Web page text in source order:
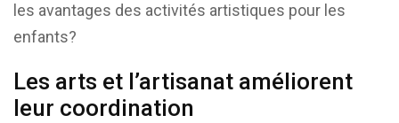
les avantages des activités artistiques pour les
enfants?
Les arts et l’artisanat améliorent
leur coordination